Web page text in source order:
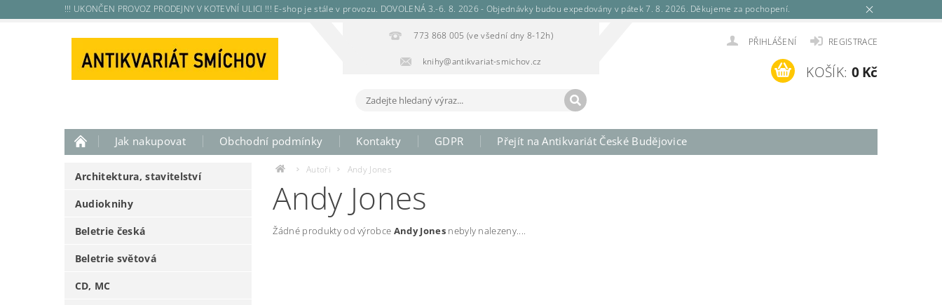
!!! UKONČEN PROVOZ PRODEJNY V KOTEVNÍ ULICI !!! E-shop je stále v provozu. DOVOLENÁ 3.-6. 8. 2026 - Objednávky budou expedovány v pátek 7. 8. 2026. Děkujeme za pochopení.
773 868 005 (ve všední dny 8-12h)
knihy@antikvariat-smichov.cz
PŘIHLÁŠENÍ REGISTRACE
KOŠÍK: 0 Kč
Jak nakupovat Obchodní podmínky Kontakty GDPR Přejít na Antikvariát České Budějovice
Architektura, stavitelství
Audioknihy
Beletrie česká
Beletrie světová
CD, MC
Autoři Andy Jones
Andy Jones
Žádné produkty od výrobce Andy Jonesnebyly nalezeny....